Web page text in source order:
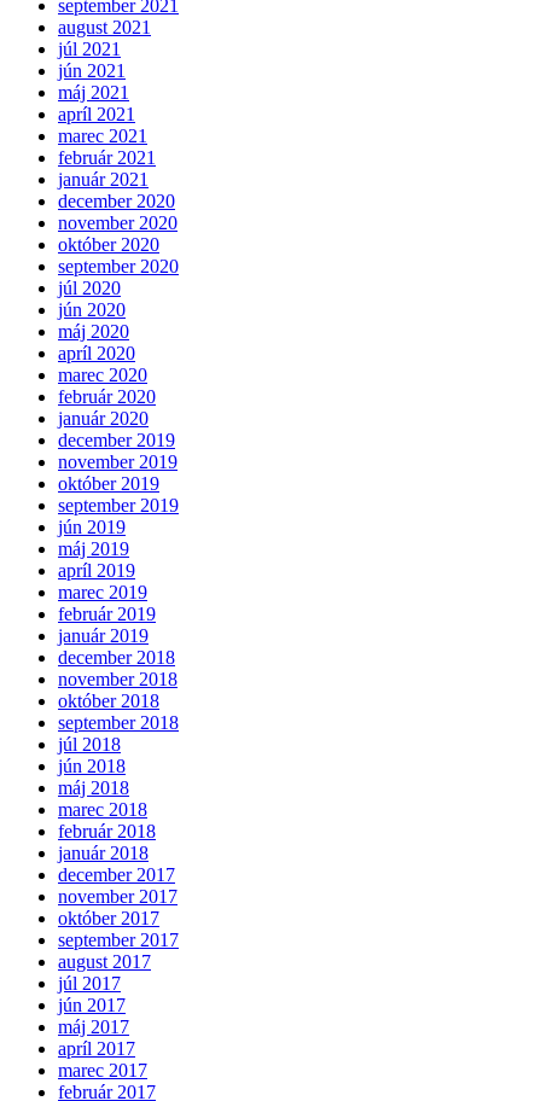
september 2021
august 2021
júl 2021
jún 2021
máj 2021
apríl 2021
marec 2021
február 2021
január 2021
december 2020
november 2020
október 2020
september 2020
júl 2020
jún 2020
máj 2020
apríl 2020
marec 2020
február 2020
január 2020
december 2019
november 2019
október 2019
september 2019
jún 2019
máj 2019
apríl 2019
marec 2019
február 2019
január 2019
december 2018
november 2018
október 2018
september 2018
júl 2018
jún 2018
máj 2018
marec 2018
február 2018
január 2018
december 2017
november 2017
október 2017
september 2017
august 2017
júl 2017
jún 2017
máj 2017
apríl 2017
marec 2017
február 2017